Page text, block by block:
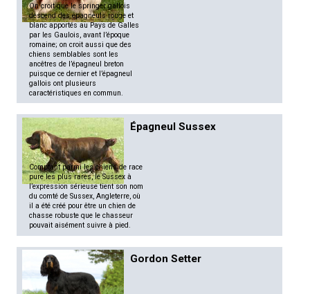
On croit que le springer gallois
descend des épagneuls rouge et
blanc apportés au Pays de Galles
par les Gaulois, avant l’époque
romaine; on croit aussi que des
chiens semblables sont les
ancêtres de l’épagneul breton
puisque ce dernier et l’épagneul
gallois ont plusieurs
caractéristiques en commun.
Épagneul Sussex
Comptant parmi les chiens de race
pure les plus rares, le Sussex à
l’expression sérieuse tient son nom
du comté de Sussex, Angleterre, où
il a été créé pour être un chien de
chasse robuste que le chasseur
pouvait aisément suivre à pied.
Gordon Setter